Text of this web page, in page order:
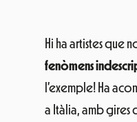
Hi ha artistes que
fenòmens
l’exemple! Ha
a Itàlia, amb gires